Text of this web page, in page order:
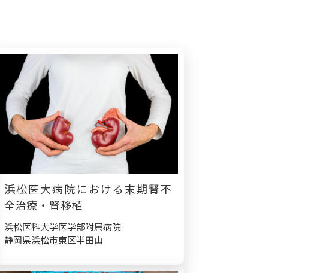
浜松医大病院における末期腎不
全治療・腎移植
浜松医科大学医学部附属病院
静岡県浜松市東区半田山